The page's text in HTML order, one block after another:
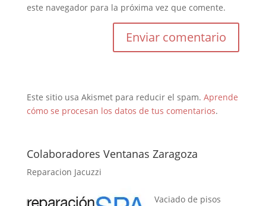
este navegador para la próxima vez que comente.
Este sitio usa Akismet para reducir el spam. Aprende
cómo se procesan los datos de tus comentarios.
Colaboradores Ventanas Zaragoza
Reparacion Jacuzzi
Vaciado de pisos